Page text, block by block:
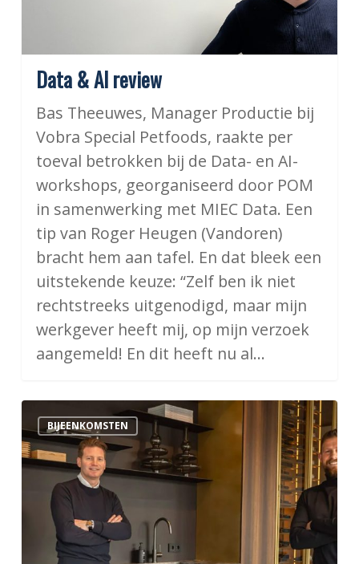
Data & AI review
Bas Theeuwes, Manager Productie bij
Vobra Special Petfoods, raakte per
toeval betrokken bij de Data- en AI-
workshops, georganiseerd door POM
in samenwerking met MIEC Data. Een
tip van Roger Heugen (Vandoren)
bracht hem aan tafel. En dat bleek een
uitstekende keuze: “Zelf ben ik niet
rechtstreeks uitgenodigd, maar mijn
werkgever heeft mij, op mijn verzoek
aangemeld! En dit heeft nu al…
Ondernemerstafel:
de
ideale
klant
BIJEENKOMSTEN